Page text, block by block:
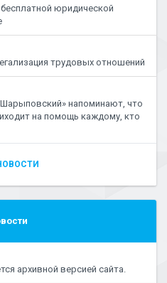
юридической
трудовых отношений
напоминают, что
на помощь каждому, кто
архивной версией сайта.